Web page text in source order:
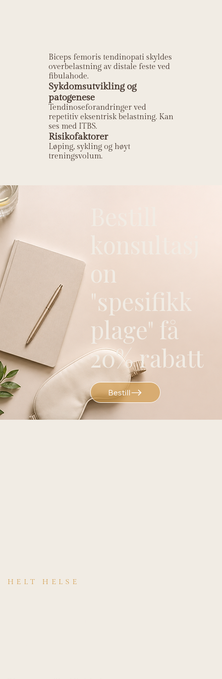
Biceps femoris tendinopati skyldes
overbelastning av distale feste ved
fibulahode.
Sykdomsutvikling og
patogenese
Tendinoseforandringer ved
repetitiv eksentrisk belastning. Kan
ses med ITBS.
Risikofaktorer
Løping, sykling og høyt
treningsvolum.
on
"spesifikk
plage" få
20% rabatt
Bestill
HELT HELSE